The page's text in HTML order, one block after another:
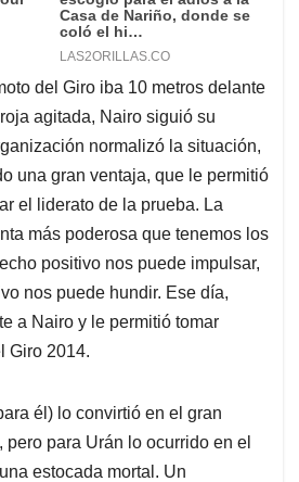
del Giro iba 10 metros delante
agitada, Nairo siguió su
normalizó la situación,
una gran ventaja, que le permitió
el liderato de la prueba. La
más poderosa que tenemos los
positivo nos puede impulsar,
nos puede hundir. Ese día,
a Nairo y le permitió tomar
Giro 2014.
él) lo convirtió en el gran
para Urán lo ocurrido en el
estocada mortal. Un